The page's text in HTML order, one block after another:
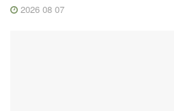
2026 08 07